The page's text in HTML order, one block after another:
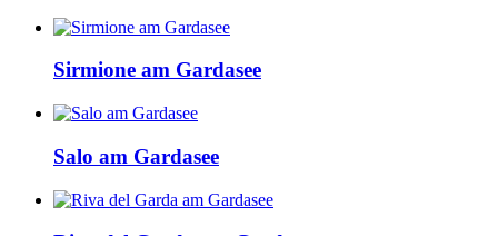
Sirmione am Gardasee
Salo am Gardasee